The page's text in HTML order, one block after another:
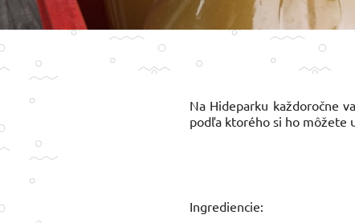
Na Hideparku každoročne
podľa ktorého si ho môžete
Ingrediencie: